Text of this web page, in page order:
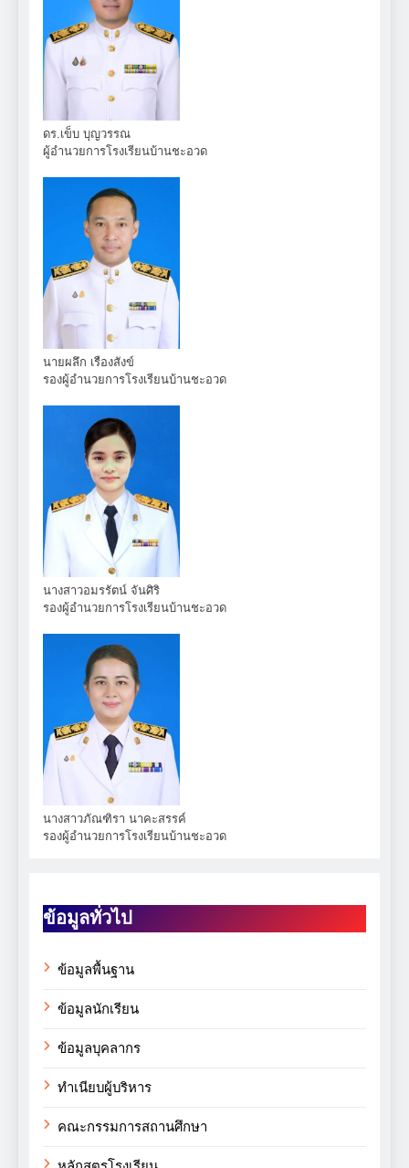
ดร.เข็บ บุญวรรณ
ผู้อำนวยการโรงเรียนบ้านชะอวด
นายผลึก เรืองสังข์
รองผู้อำนวยการโรงเรียนบ้านชะอวด
นางสาวอมรรัตน์ จันศิริ
รองผู้อำนวยการโรงเรียนบ้านชะอวด
นางสาวภัณฑิรา นาคะสรรค์
รองผู้อำนวยการโรงเรียนบ้านชะอวด
ข้อมูลทั่วไป
ข้อมูลพื้นฐาน
ข้อมูลนักเรียน
ข้อมูลบุคลากร
ทำเนียบผู้บริหาร
คณะกรรมการสถานศึกษา